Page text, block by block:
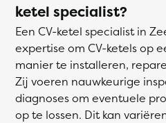
ketel specialist?
Een CV-ketel specialist in
expertise om CV-ketels op
manier te installeren,
Zij voeren nauwkeurige
diagnoses om eventuele
op te lossen. Dit kan